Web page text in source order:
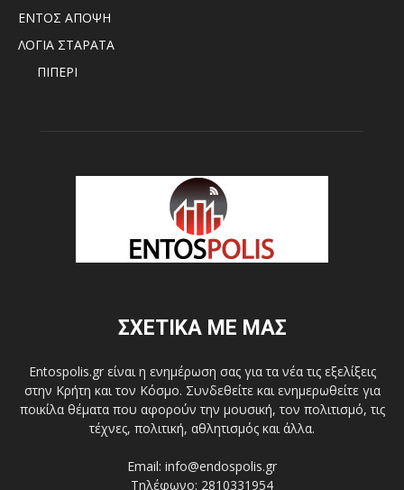
ΕΝΤΟΣ ΑΠΟΨΗ
ΛΟΓΙΑ ΣΤΑΡΑΤΑ
ΠΙΠΕΡΙ
ΣΧΕΤΙΚΑ ΜΕ ΜΑΣ
Entospolis.gr είναι η ενημέρωση σας για τα νέα τις εξελίξεις
στην Κρήτη και τον Κόσμο. Συνδεθείτε και ενημερωθείτε για
ποικίλα θέματα που αφορούν την μουσική, τον πολιτισμό, τις
τέχνες, πολιτική, αθλητισμός και άλλα.
Email: info@endospolis.gr
Τηλέφωνο: 2810331954